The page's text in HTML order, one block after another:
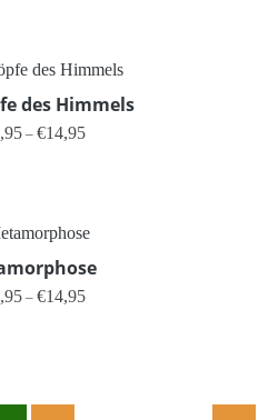
des Himmels
– €14,95Preisspanne: €11,95 bis €14,95
– €14,95Preisspanne: €11,95 bis €14,95